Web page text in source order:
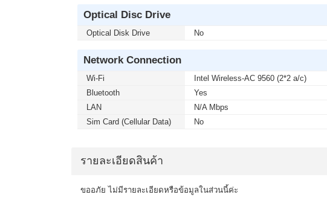
Optical Disc Drive
Optical Disk Drive No
Network Connection
Wi-Fi
Intel Wireless-AC 9560 (2*2 a/c)
Bluetooth
Yes
LAN
N/A Mbps
Sim Card (Cellular Data)
No
รายละเอียดสินค้า
ขออภัย ไม่มีรายละเอียดหรือข้อมูลในส่วนนี้ค่ะ